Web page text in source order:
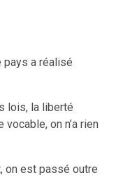
pays a réalisé
lois, la liberté
on n’a rien
on est passé outre